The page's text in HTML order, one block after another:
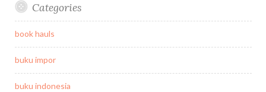
Categories
book hauls
buku impor
buku indonesia